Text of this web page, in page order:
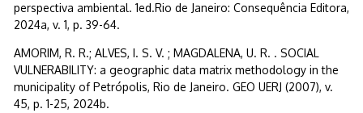
perspectiva ambiental. 1ed.Rio de Janeiro: Consequência Editora,
2024a, v. 1, p. 39-64.
AMORIM, R. R.; ALVES, I. S. V. ; MAGDALENA, U. R. . SOCIAL
VULNERABILITY: a geographic data matrix methodology in the
municipality of Petrópolis, Rio de Janeiro. GEO UERJ (2007), v.
45, p. 1-25, 2024b.